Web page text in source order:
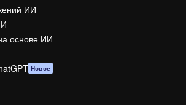
ИИ
основе ИИ
Новое